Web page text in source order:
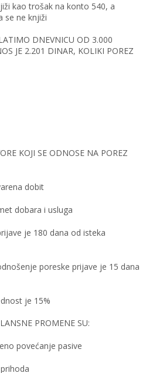
kao trošak na konto 540, a
se ne knjiži
DNEVNICU OD 3.000
JE 2.201 DINAR, KOLIKI POREZ
KOJI SE ODNOSE NA POREZ
dobit
dobara i usluga
je 180 dana od isteka
poreske prijave je 15 dana
je 15%
PROMENE SU:
povećanje pasive